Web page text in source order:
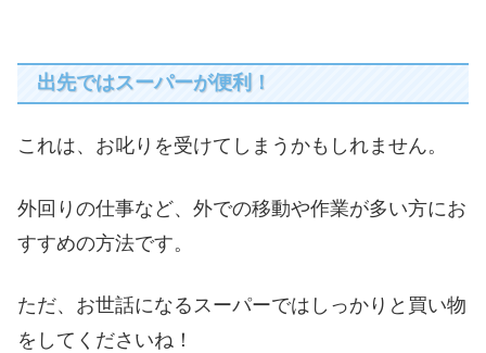
出先ではスーパーが便利！
これは、お叱りを受けてしまうかもしれません。
外回りの仕事など、外での移動や作業が多い方にお
すすめの方法です。
ただ、お世話になるスーパーではしっかりと買い物
をしてくださいね！